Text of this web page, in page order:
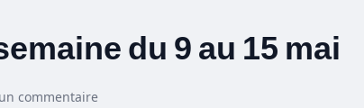
du 9 au 15 mai
commentaire